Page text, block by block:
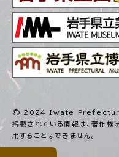
© 2024 Iwate
掲載されている情報は、著作権
用することはできません。